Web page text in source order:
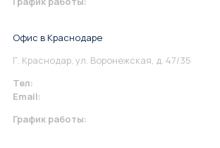
Офис в Краснодаре
Г. Краснодар, ул. Воронежская, д. 47/35
Тел:
Email:
График работы: